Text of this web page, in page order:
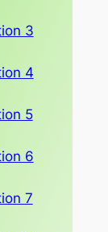
3
4
5
6
7